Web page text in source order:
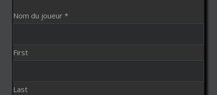
Nom du joueur *
First
Last